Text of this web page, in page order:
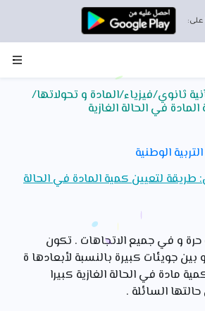
على:
ثانوي/فيزياء/المادة و تحولاتها/
في الحالة الغازية
الوطنية
طريقة لتعيين كمية المادة في الحالة
و في جميع الاتجاهات . تكون
جويئات كبيرة بالنسبة لأبعادها ة
مادة في الحالة الغازية كبيرا
السائلة .